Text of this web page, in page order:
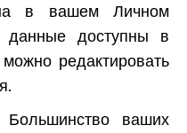
в вашем Личном
данные доступны в
редактировать
ваших